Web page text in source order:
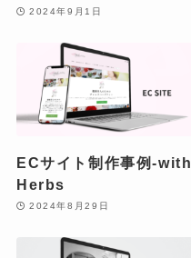
2024年9月1日
ECサイト制作事例-with
Herbs
2024年8月29日